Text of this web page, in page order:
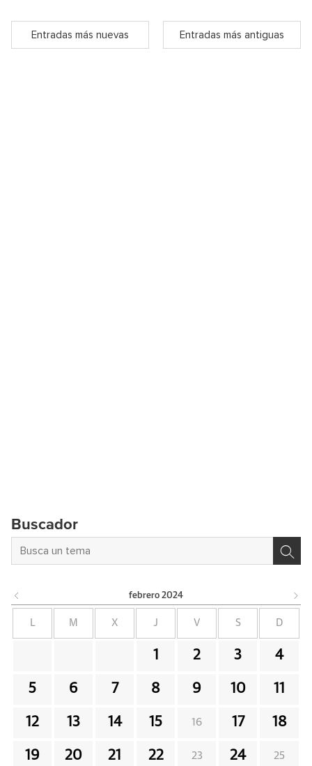
Entradas más nuevas Entradas más antiguas
Buscador
febrero 2024
L M X J V S D
1 2 3 4
5 6 7 8 9 10 11
12 13 14 15 16 17 18
19 20 21 22 23 24 25